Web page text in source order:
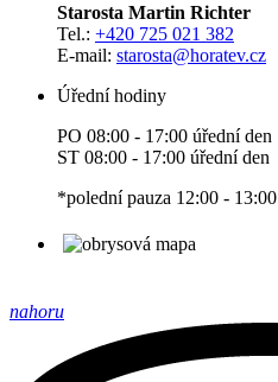
Starosta Martin Richter
Tel.: +420 725 021 382
E-mail: starosta@horatev.cz
Úřední hodiny
PO 08:00 - 17:00 úřední den
ST 08:00 - 17:00 úřední den
*polední pauza 12:00 - 13:00
nahoru